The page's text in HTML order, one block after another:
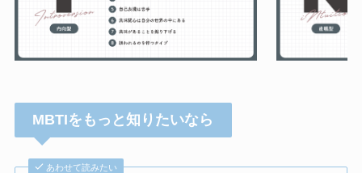
MBTIをもっと知りたいなら
あわせて読みたい